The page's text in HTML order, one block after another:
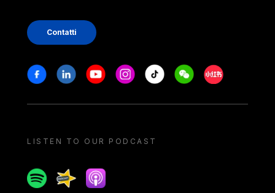
Contatti
Stay in touch
FacebookLinkedinYoutubeInstagram
Tiktok WeechatXiaohongshu/
LISTEN TO OUR PODCAST
SpotifySpreakerApple podcast